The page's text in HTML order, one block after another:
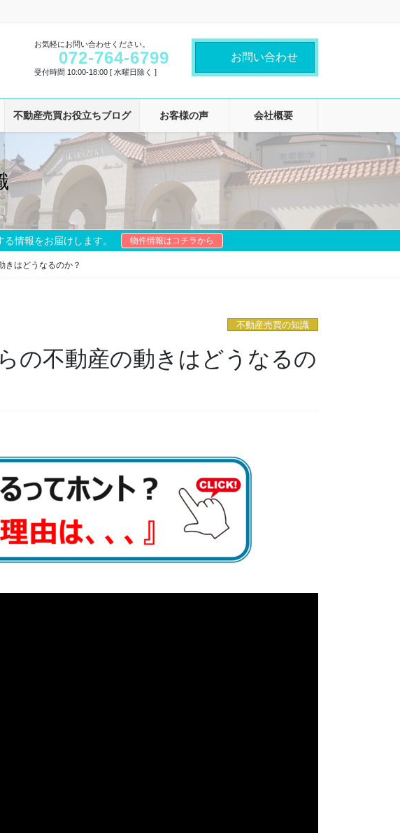
お気軽にお問い合わせください。
072-764-6799
受付時間 10:00-18:00 [ 水曜日除く ]
お問い合わせ
不動産売買お役立ちブログ お客様の声 会社概要
情報をお届けします。 物件情報はコチラから
きはどうなるのか？
不動産売買の知識
の不動産の動きはどうなるの